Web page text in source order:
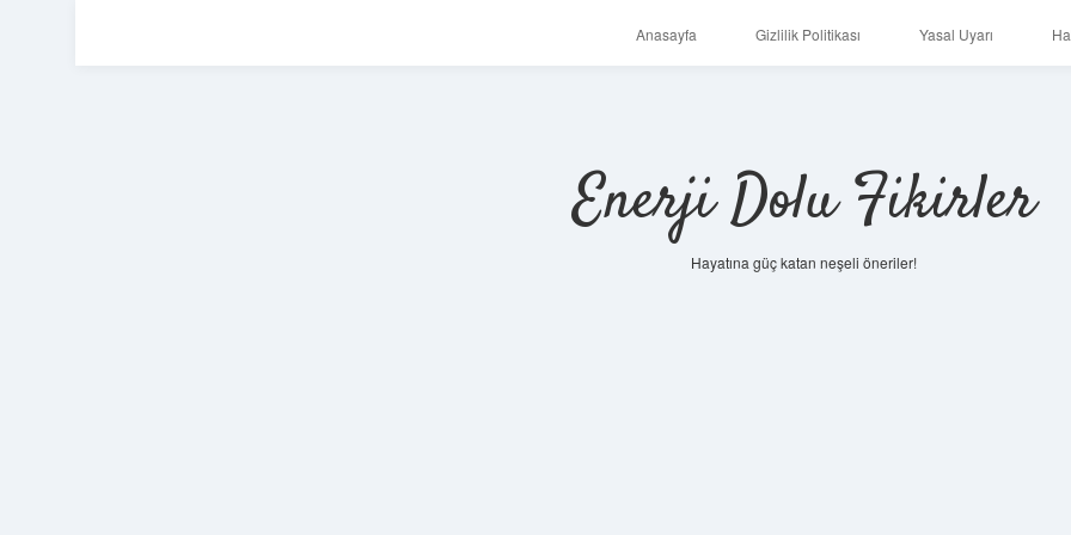
Anasayfa Gizlilik Politikası Yasal Uyarı
Enerji Dolu Fikirler
Hayatına güç katan neşeli öneriler!